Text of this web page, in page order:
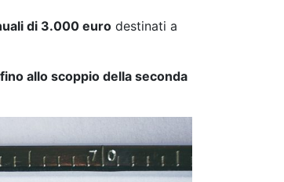
di 3.000 euro destinati a
allo scoppio della seconda